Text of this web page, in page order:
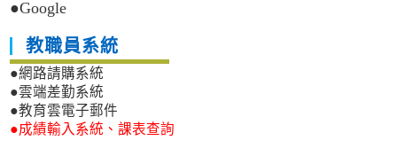
●Google
教職員系統
●網路請購系統
●雲端差勤系統
●教育雲電子郵件
●成績輸入系統、課表查詢